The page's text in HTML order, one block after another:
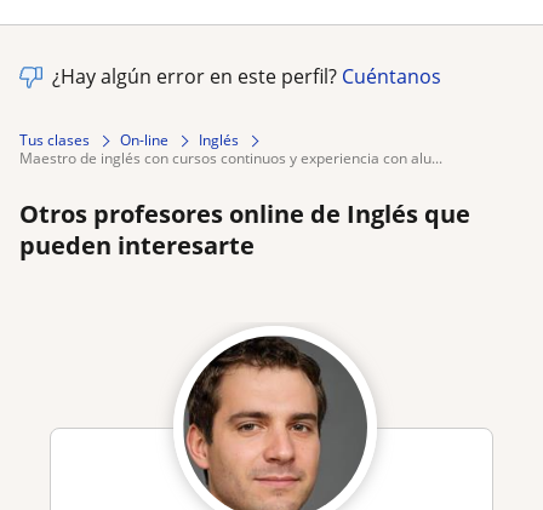
¿Hay algún error en este perfil? Cuéntanos
Tus clases On-line
Inglés
maestro de inglés con cursos continuos y experiencia con alu...
Otros profesores online de Inglés que
pueden interesarte